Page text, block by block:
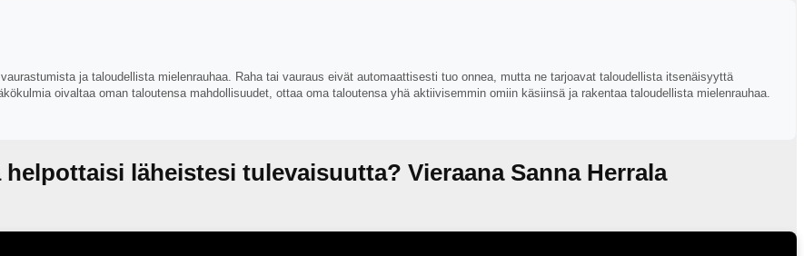
ja taloudellista mielenrauhaa. Raha tai vauraus eivät automaattisesti tuo onnea, mutta ne tarjoavat taloudellista itsenäisyyttä
oivaltaa oman taloutensa mahdollisuudet, ottaa oma taloutensa yhä aktiivisemmin omiin käsiinsä ja rakentaa taloudellista mielenrauhaa.
läheistesi tulevaisuutta? Vieraana Sanna Herrala